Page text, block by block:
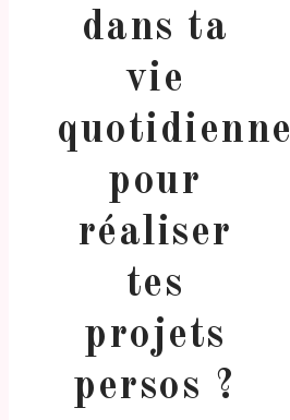
dans ta
vie
quotidienne
pour
réaliser
tes
projets
persos ?